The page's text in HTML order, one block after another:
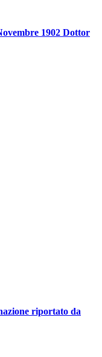
1902 Dottor
riportato da